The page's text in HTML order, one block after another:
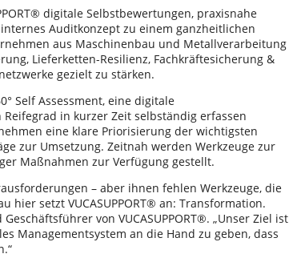
digitale Selbstbewertungen, praxisnahe
Auditkonzept zu einem ganzheitlichen
aus Maschinenbau und Metallverarbeitung
Lieferketten-Resilienz, Fachkräftesicherung &
gezielt zu stärken.
Self Assessment, eine digitale
in kurzer Zeit selbständig erfassen
eine klare Priorisierung der wichtigsten
zur Umsetzung. Zeitnah werden Werkzeuge zur
Maßnahmen zur Verfügung gestellt.
– aber ihnen fehlen Werkzeuge, die
setzt VUCASUPPORT® an: Transformation.
von VUCASUPPORT®. „Unser Ziel ist
Managementsystem an die Hand zu geben, dass